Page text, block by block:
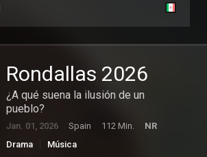
Rondallas 2026
¿A qué suena la ilusión de un
pueblo?
Jan. 01, 2026 Spain 112 Min.
NR
Drama
Música